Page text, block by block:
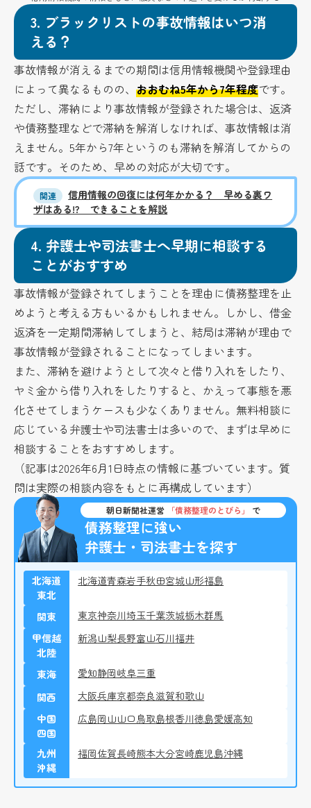
3. ブラックリストの事故情報はいつ消
える？
事故情報が消えるまでの期間は信用情報機関や登録理由
によって異なるものの、おおむね5年から7年程度です。
ただし、滞納により事故情報が登録された場合は、返済
や債務整理などで滞納を解消しなければ、事故情報は消
えません。5年から7年というのも滞納を解消してからの
話です。そのため、早めの対応が大切です。
関連
信用情報の回復には何年かかる？ 早める裏ワ
ザはある!? できることを解説
4. 弁護士や司法書士へ早期に相談する
ことがおすすめ
事故情報が登録されてしまうことを理由に債務整理を止
めようと考える方もいるかもしれません。しかし、借金
返済を一定期間滞納してしまうと、結局は滞納が理由で
事故情報が登録されることになってしまいます。
また、滞納を避けようとして次々と借り入れをしたり、
ヤミ金から借り入れをしたりすると、かえって事態を悪
化させてしまうケースも少なくありません。無料相談に
応じている弁護士や司法書士は多いので、まずは早めに
相談することをおすすめします。
（記事は2026年6月1日時点の情報に基づいています。質
問は実際の相談内容をもとに再構成しています）
朝日新聞社運営 「債務整理のとびら」 で
債務整理に強い
弁護士・司法書士を探す
北海道
東北
北海道青森岩手秋田宮城山形福島
関東 東京神奈川埼玉千葉茨城栃木群馬
甲信越
北陸
新潟山梨長野富山石川福井
東海 愛知静岡岐阜三重
関西
大阪兵庫京都奈良滋賀和歌山
中国
四国
広島岡山山口鳥取島根香川徳島愛媛高知
九州
沖縄
福岡佐賀長崎熊本大分宮崎鹿児島沖縄